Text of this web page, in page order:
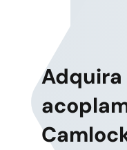
Adquira